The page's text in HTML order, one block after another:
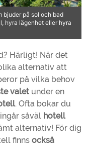
bjuder på sol och bad
hyra lägenhet eller hyra
Härligt! När det
alternativ att
på vilka behov
valet under en
. Ofta bokar du
såväl hotell
alternativ! För dig
finns också